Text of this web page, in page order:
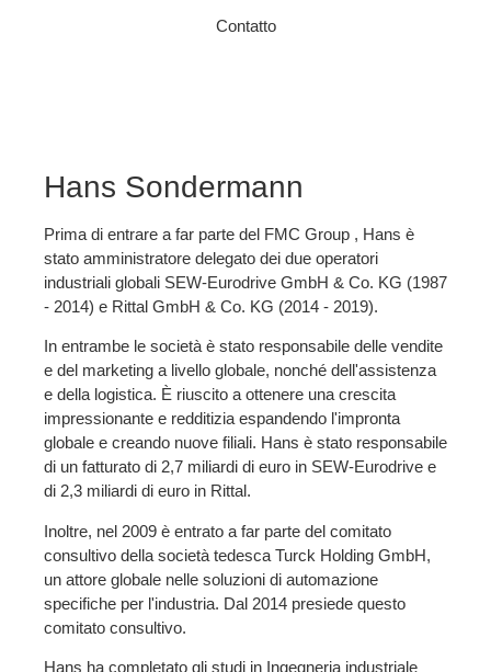
Contatto
Hans Sondermann
Prima di entrare a far parte del FMC Group , Hans è
stato amministratore delegato dei due operatori
industriali globali SEW-Eurodrive GmbH & Co. KG (1987
- 2014) e Rittal GmbH & Co. KG (2014 - 2019).
In entrambe le società è stato responsabile delle vendite
e del marketing a livello globale, nonché dell'assistenza
e della logistica. È riuscito a ottenere una crescita
impressionante e redditizia espandendo l'impronta
globale e creando nuove filiali. Hans è stato responsabile
di un fatturato di 2,7 miliardi di euro in SEW-Eurodrive e
di 2,3 miliardi di euro in Rittal.
Inoltre, nel 2009 è entrato a far parte del comitato
consultivo della società tedesca Turck Holding GmbH,
un attore globale nelle soluzioni di automazione
specifiche per l'industria. Dal 2014 presiede questo
comitato consultivo.
Hans ha completato gli studi in Ingegneria industriale